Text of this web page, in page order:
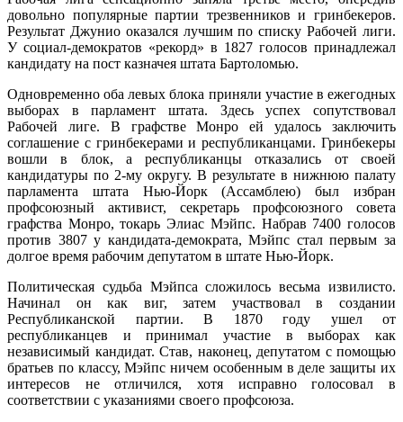
довольно популярные партии трезвенников и гринбекеров.
Результат Джунио оказался лучшим по списку Рабочей лиги.
У социал-демократов «рекорд» в 1827 голосов принадлежал
кандидату на пост казначея штата Бартоломью.
Одновременно оба левых блока приняли участие в ежегодных
выборах в парламент штата. Здесь успех сопутствовал
Рабочей лиге. В графстве Монро ей удалось заключить
соглашение с гринбекерами и республиканцами. Гринбекеры
вошли в блок, а республиканцы отказались от своей
кандидатуры по 2-му округу. В результате в нижнюю палату
парламента штата Нью-Йорк (Ассамблею) был избран
профсоюзный активист, секретарь профсоюзного совета
графства Монро, токарь Элиас Мэйпс. Набрав 7400 голосов
против 3807 у кандидата-демократа, Мэйпс стал первым за
долгое время рабочим депутатом в штате Нью-Йорк.
Политическая судьба Мэйпса сложилось весьма извилисто.
Начинал он как виг, затем участвовал в создании
Республиканской партии. В 1870 году ушел от
республиканцев и принимал участие в выборах как
независимый кандидат. Став, наконец, депутатом с помощью
братьев по классу, Мэйпс ничем особенным в деле защиты их
интересов не отличился, хотя исправно голосовал в
соответствии с указаниями своего профсоюза.